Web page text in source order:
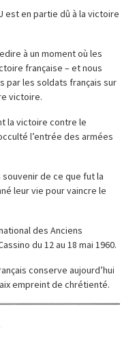
est en partie dû à la victoire
à un moment où les
française – et nous
par les soldats français sur
victoire.
la victoire contre le
l’entrée des armées
de ce que fut la
leur vie pour vaincre le
des Anciens
du 12 au 18 mai 1960.
conserve aujourd’hui
empreint de chrétienté.